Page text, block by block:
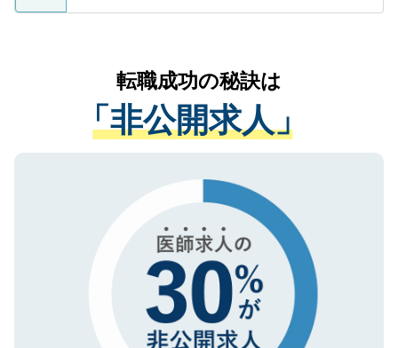
ているすべての個人データはご本人の許可
は、個人情報の取り扱いについての厳密な
管理基準を満たした事業者のみに付与され
る、プライバシーマークを取得済みです。
ご登録いただいた個人情報は、SSL（デー
で、機密保持に関してもご安心ください。
かがいして、現在の医療機関の状況や紹介
経験をまじえながら、適切なアドバイスを
させていただきます。すぐにご転職をされ
ない方には、長期的なサポートが可能です
ので、まずはご登録ください。
転職成功の秘訣は
「非公開求人」